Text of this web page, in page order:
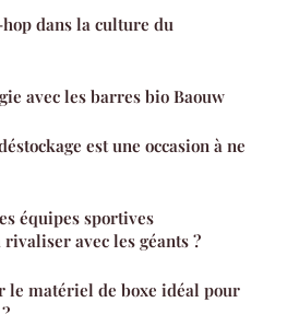
dans la culture du
avec les barres bio Baouw
est une occasion à ne
équipes sportives
avec les géants ?
le matériel de boxe idéal pour